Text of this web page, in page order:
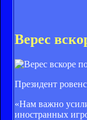
Верес
Президент
«Нам важно
иностранных